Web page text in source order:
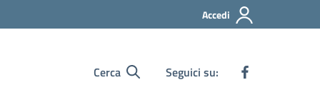
Accedi
Cerca Seguici su: